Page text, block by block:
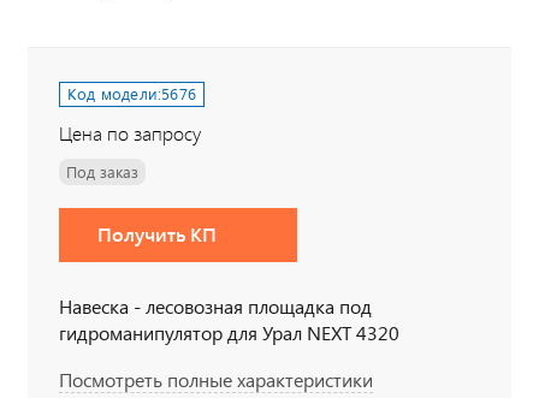
Код модели:5676
Цена по запросу
Под заказ
Получить КП
Навеска - лесовозная площадка под
гидроманипулятор для Урал NEXT 4320
Посмотреть полные характеристики